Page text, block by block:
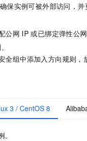
保实例可被外部访问，并
公网 IP 或已绑定弹性公网
全组中添加入方向规则
3 / CentOS 8
。